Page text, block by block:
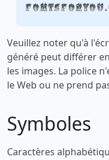
Veuillez noter qu'à
généré peut différer
les images. La police
le Web ou ne prend
Symboles
Caractères